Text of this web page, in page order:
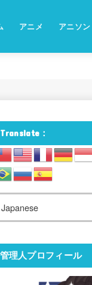
アニメ アニソン
Translate：
管理人プロフィール